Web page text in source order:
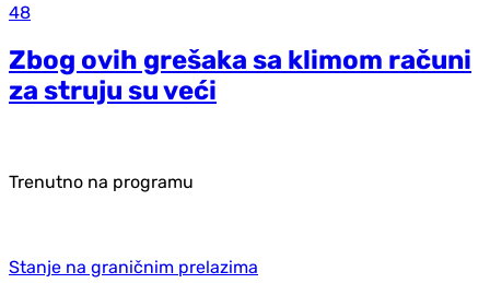
48
Zbog ovih grešaka sa klimom računi
za struju su veći
Trenutno na programu
Stanje na graničnim prelazima